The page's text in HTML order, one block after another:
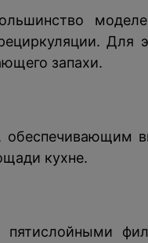
запахи.
кухне.
пятислойными